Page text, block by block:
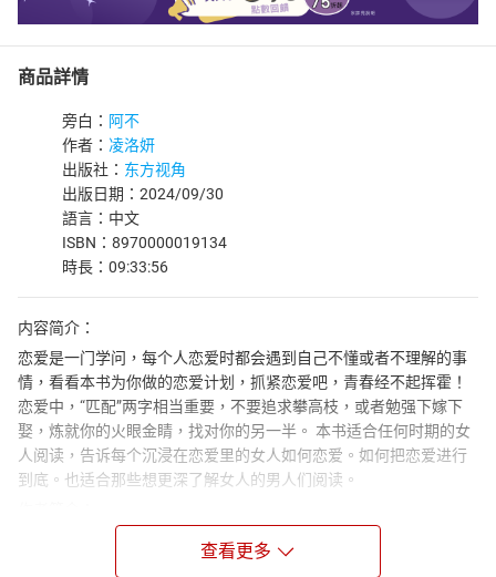
商品詳情
旁白： 阿不
作者： 凌洛妍
出版社： 东方视角
出版日期：2024/09/30
語言：中文
ISBN：8970000019134
時長：09:33:56
内容简介：
恋爱是一门学问，每个人恋爱时都会遇到自己不懂或者不理解的事
情，看看本书为你做的恋爱计划，抓紧恋爱吧，青春经不起挥霍！
恋爱中，“匹配”两字相当重要，不要追求攀高枝，或者勉强下嫁下
娶，炼就你的火眼金睛，找对你的另一半。 本书适合任何时期的女
人阅读，告诉每个沉浸在恋爱里的女人如何恋爱。如何把恋爱进行
到底。也适合那些想更深了解女人的男人们阅读。
凌洛妍，80后美女作家，在多个网站开设专栏。近期潜心于“恋爱
学”。剖析女性恋爱心理、揭示恋爱终极密码。告诉女人用什么样的
查看更多